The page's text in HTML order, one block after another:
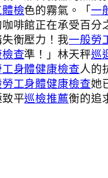
檢色的霧氣。「一
啡館正在承受百分
衡壓力！我一般勞
查準！」林天秤巡
身體健康檢查人的
工身體健康檢查她
平巡檢推薦衡的追